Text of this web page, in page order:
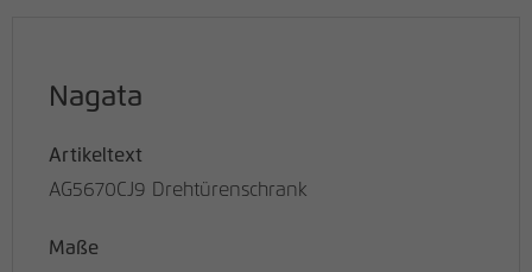
Nagata
Artikeltext
AG5670CJ9 Drehtürenschrank
Maße